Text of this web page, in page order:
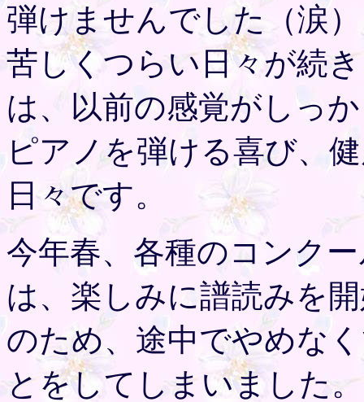
弾けませんでした（涙）
苦しくつらい日々が続
は、以前の感覚がしっ
ピアノを弾ける喜び、
日々です。
今年春、各種のコンク
は、楽しみに譜読みを
のため、途中でやめな
とをしてしまいました